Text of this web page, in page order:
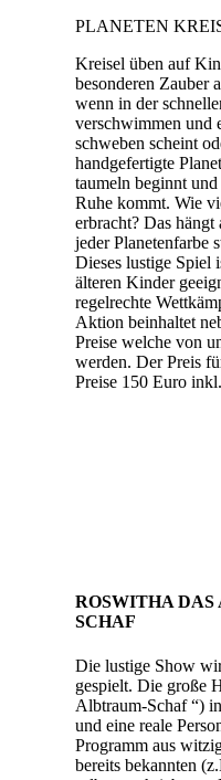
PLANETEN
Kreisel üben auf
besonderen Zauber
wenn in der
verschwimmen und
schweben scheint
handgefertigte
taumeln beginnt
Ruhe kommt. Wie
erbracht? Das
jeder Planetenfarbe
Dieses lustige Spiel
älteren Kinder
regelrechte
Aktion beinhaltet
Preise welche von
werden. Der Preis
Preise 150 Euro
ROSWITHA
SCHAF
Die lustige Show
gespielt. Die große
Albtraum-Schaf “)
und eine reale
Programm aus
bereits bekannten